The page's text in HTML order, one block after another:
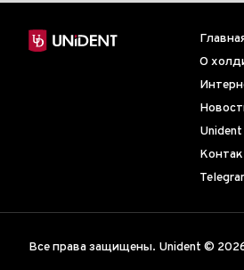
О
Все права защищены. Unident ©